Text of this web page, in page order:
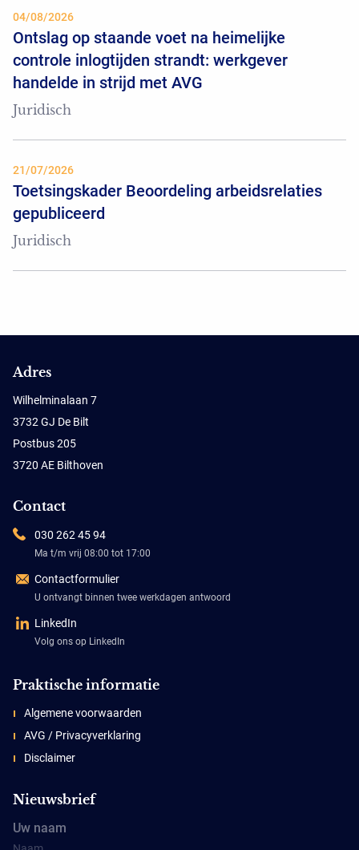
04/08/2026
Ontslag op staande voet na heimelijke
controle inlogtijden strandt: werkgever
handelde in strijd met AVG
Juridisch
21/07/2026
Toetsingskader Beoordeling arbeidsrelaties
gepubliceerd
Juridisch
Adres
Wilhelminalaan 7
3732 GJ De Bilt
Postbus 205
3720 AE Bilthoven
Contact
030 262 45 94
Ma t/m vrij 08:00 tot 17:00
Contactformulier
U ontvangt binnen twee werkdagen antwoord
LinkedIn
Volg ons op LinkedIn
Praktische informatie
Algemene voorwaarden
AVG / Privacyverklaring
Disclaimer
Nieuwsbrief
Uw naam